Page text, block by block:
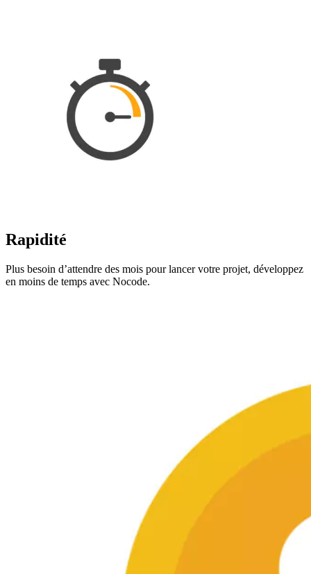
Rapidité
Plus besoin d’attendre des mois pour lancer votre projet, développez
en moins de temps avec Nocode.